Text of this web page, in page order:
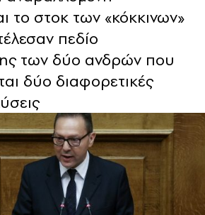
το στοκ των «κόκκινων»
πεδίο
των δύο ανδρών που
δύο διαφορετικές